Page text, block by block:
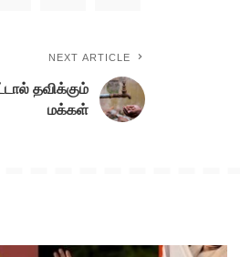
NEXT ARTICLE
தவிக்கும்
மக்கள்